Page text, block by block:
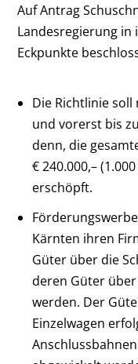
Auf Antrag
Landesregierung
Eckpunkte
Die Richtlinie
und vorerst bis
denn, die
€ 240.000,–
erschöpft.
Kärnten ihren
Güter über die
deren Güter
werden. Der
Einzelwagen